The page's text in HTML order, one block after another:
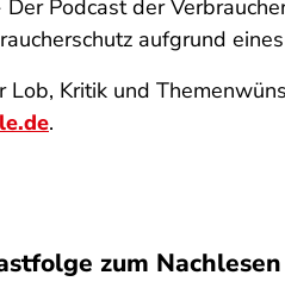
Podcast der
aufgrund
Lob, Kritik und
.
zum Nachlesen